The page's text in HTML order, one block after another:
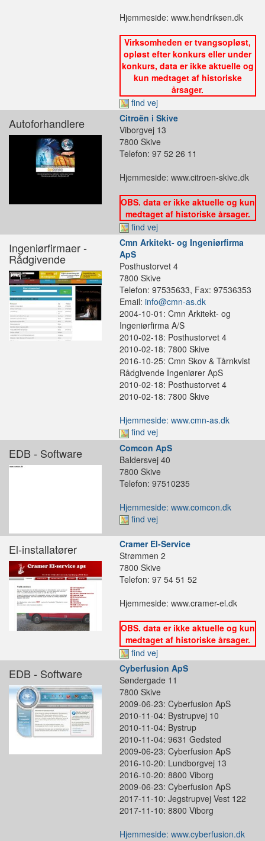
Hjemmeside: www.hendriksen.dk
Virksomheden er tvangsopløst,
opløst efter konkurs eller under
konkurs, data er ikke aktuelle og
kun medtaget af historiske
årsager.
find vej
Autoforhandlere
Citroën i Skive
Viborgvej 13
7800 Skive
Telefon: 97 52 26 11
Hjemmeside: www.citroen-skive.dk
OBS. data er ikke aktuelle og kun
medtaget af historiske årsager.
find vej
Ingeniørfirmaer -
Rådgivende
Cmn Arkitekt- og Ingeniørfirma
ApS
Posthustorvet 4
7800 Skive
Telefon: 97535633, Fax: 97536353
Email: info@cmn-as.dk
2004-10-01: Cmn Arkitekt- og
Ingeniørfirma A/S
2010-02-18: Posthustorvet 4
2010-02-18: 7800 Skive
2016-10-25: Cmn Skov & Tårnkvist
Rådgivende Ingeniører ApS
2010-02-18: Posthustorvet 4
2010-02-18: 7800 Skive
Hjemmeside: www.cmn-as.dk
find vej
EDB - Software
Comcon ApS
Baldersvej 40
7800 Skive
Telefon: 97510235
Hjemmeside: www.comcon.dk
find vej
El-installatører
Cramer El-Service
Strømmen 2
7800 Skive
Telefon: 97 54 51 52
Hjemmeside: www.cramer-el.dk
OBS. data er ikke aktuelle og kun
medtaget af historiske årsager.
find vej
EDB - Software
Cyberfusion ApS
Søndergade 11
7800 Skive
2009-06-23: Cyberfusion ApS
2010-11-04: Bystrupvej 10
2010-11-04: Bystrup
2010-11-04: 9631 Gedsted
2009-06-23: Cyberfusion ApS
2016-10-20: Lundborgvej 13
2016-10-20: 8800 Viborg
2009-06-23: Cyberfusion ApS
2017-11-10: Jegstrupvej Vest 122
2017-11-10: 8800 Viborg
Hjemmeside: www.cyberfusion.dk